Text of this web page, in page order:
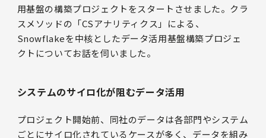
用基盤の構築プロジェクトをスタートさせました。クラ
スメソッドの「CSアナリティクス」による、
Snowflakeを中核としたデータ活用基盤構築プロジェ
クトについてお話を伺いました。
システムのサイロ化が阻むデータ活用
プロジェクト開始前、同社のデータは各部門やシステム
ごとにサイロ化されているケースが多く、データを組み